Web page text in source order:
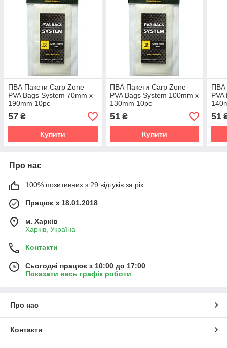
ПВА Пакети Carp Zone
PVA Bags System 70mm х
190mm 10pc
57 ₴
Купити
ПВА Пакети Carp Zone
PVA Bags System 100mm х
130mm 10pc
51₴
Купити
ПВА
51
Про нас
100% позитивних з 29 відгуків за рік
Працює з 18.01.2018
м. Харків
Харків, Україна
Контакти
Сьогодні працює з 10:00 до 17:00
Показати весь графік роботи
Про нас
Контакти